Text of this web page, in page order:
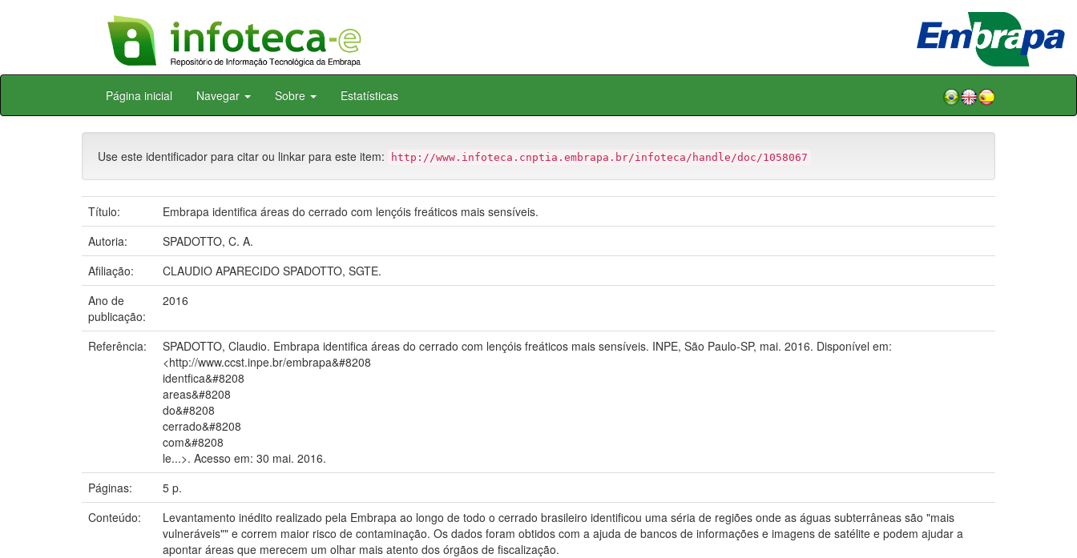
Skip
Página inicial Navegar Sobre Estatísticas
Use este identificador para citar ou linkar para este item: http://www.infoteca.cnptia.embrapa.br/infoteca/handle/doc/1058067
Título:
Embrapa identifica áreas do cerrado com lençóis freáticos mais sensíveis.
Autoria:
SPADOTTO, C. A.
Afiliação:
CLAUDIO APARECIDO SPADOTTO, SGTE.
Ano de
publicação:
2016
Referência:
SPADOTTO, Claudio. Embrapa identifica áreas do cerrado com lençóis freáticos mais sensíveis. INPE, São Paulo-SP, mai. 2016. Disponível em:
<http://www.ccst.inpe.br/embrapa&#8208
identfica&#8208
areas&#8208
do&#8208
cerrado&#8208
com&#8208
le...>. Acesso em: 30 mai. 2016.
Páginas:
5 p.
Conteúdo:
Levantamento inédito realizado pela Embrapa ao longo de todo o cerrado brasileiro identificou uma séria de regiões onde as águas subterrâneas são "mais
vulneráveis"" e correm maior risco de contaminação. Os dados foram obtidos com a ajuda de bancos de informações e imagens de satélite e podem ajudar a
apontar áreas que merecem um olhar mais atento dos órgãos de fiscalização.